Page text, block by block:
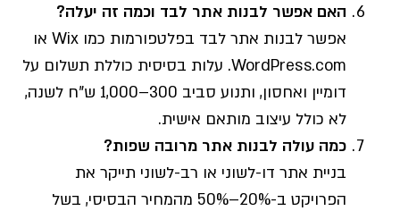
האם אפשר לבנות אתר לבד וכמה זה יעלה?
אפשר לבנות אתר לבד בפלטפורמות כמו Wix או
WordPress.com. עלות בסיסית כוללת תשלום על
דומיין ואחסון, ותנוע סביב 300–1,000 ש"ח לשנה,
לא כולל עיצוב מותאם אישית.
כמה עולה לבנות אתר מרובה שפות?
בניית אתר דו-לשוני או רב-לשוני תייקר את
הפרויקט ב-20%–50% מהמחיר הבסיסי, בשל